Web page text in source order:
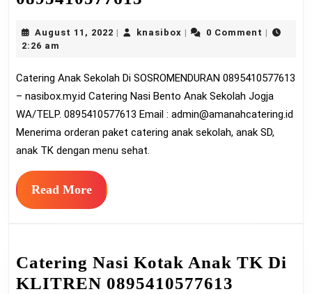
Sekolah
0895410577613
August 11, 2022 Augustknasiboxknasibox0 Comment
2:26 am
Catering Anak Sekolah Di SOSROMENDURAN 0895410577613
– nasibox.my.id Catering Nasi Bento Anak Sekolah Jogja
WA/TELP. 0895410577613 Email : admin@amanahcatering.id
Menerima orderan paket catering anak sekolah, anak SD,
anak TK dengan menu sehat.
Read MoreRead
More
Catering Nasi Kotak Anak TK Di
KLITREN 0895410577613